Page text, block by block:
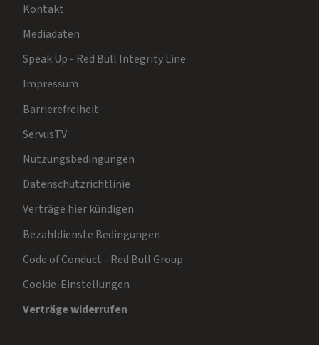
Kontakt
Mediadaten
Speak Up - Red Bull Integrity Line
Impressum
Barrierefreiheit
ServusTV
Nutzungsbedingungen
Datenschutzrichtlinie
Verträge hier kündigen
Bezahldienste Bedingungen
Code of Conduct - Red Bull Group
Cookie-Einstellungen
Verträge widerrufen